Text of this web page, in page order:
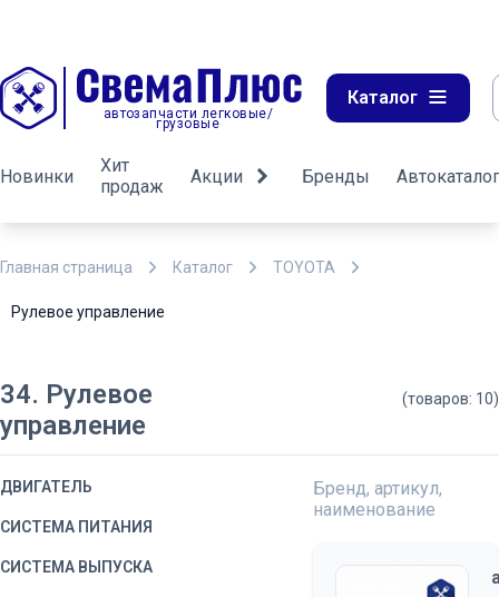
автозапчасти легковые/
грузовые
Каталог
Новинки
Хит
продаж
Акции Бренды Автокаталог
Главная страница Каталог TOYOTA
Рулевое управление
34. Рулевое
управление
(товаров: 10)
ДВИГАТЕЛЬ
СИСТЕМА ПИТАНИЯ
СИСТЕМА ВЫПУСКА
Бренд, артикул,
наименование